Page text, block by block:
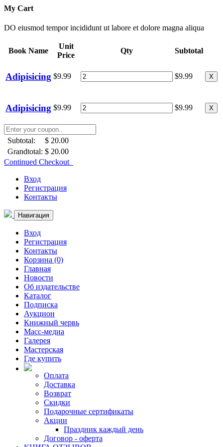
My Cart
DO eiusmod tempor incididunt ut labore et dolore magna aliqua
Book Name
Unit
Price
Qty Subtotal
Adipisicing $9.99 $9.99 X
Adipisicing $9.99 $9.99 X
Subtotal:
$ 20.00
Grandtotal: $ 20.00
Continued Checkout
Вход
Регистрация
Контакты
Навигация
Вход
Регистрация
Контакты
Корзина (0)
Главная
Новости
Об издательстве
Каталог
Подписка
Аукцион
Книжный червь
Масс-медиа
Галерея
Мастерская
Где купить
Оплата
Доставка
Возврат
Скидки
Подарочные сертификаты
Акции
Праздник каждый день
Договор - оферта